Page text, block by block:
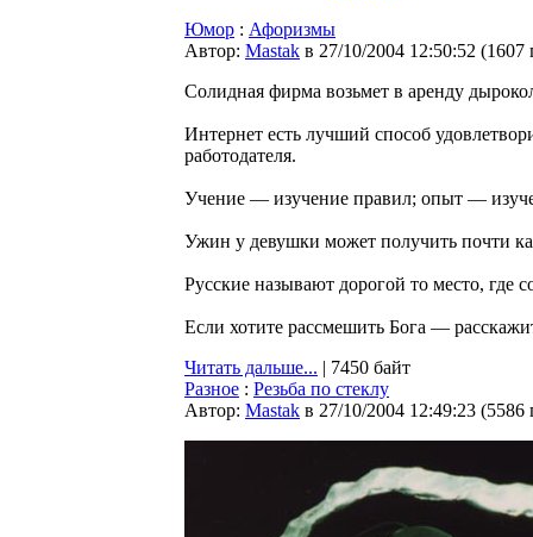
Юмор : Афоризмы
Автор: Мastak в 27/10/2004 12:50:52 (1607
Солидная фирма возьмет в аренду
Интернет есть лучший способ
работодателя.
Учение — изучение правил; опыт —
Ужин у девушки может получить почти
Русские называют дорогой то место, где
Если хотите рассмешить Бога —
Читать дальше... | 7450 байт
Разное : Резьба по стеклу
Автор: Мastak в 27/10/2004 12:49:23 (5586